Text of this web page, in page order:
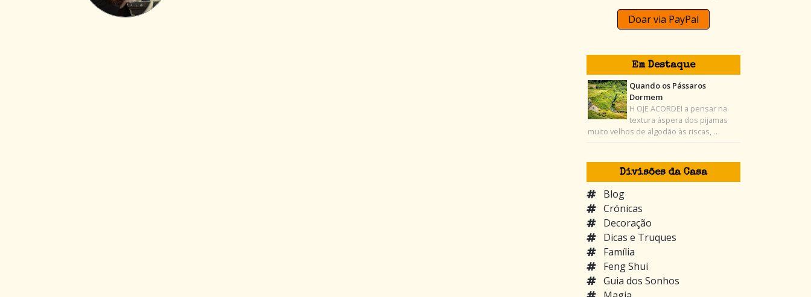
Doar via PayPal
Em Destaque
Quando os Pássaros
Dormem
H OJE ACORDEI a pensar na
textura áspera dos pijamas
muito velhos de algodão às riscas, …
Divisões da Casa
Blog
Crónicas
Decoração
Dicas e Truques
Família
Feng Shui
Guia dos Sonhos